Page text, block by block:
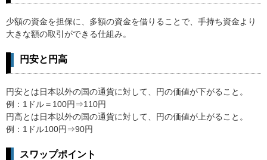
少額の資金を担保に、多額の資金を借りることで、手持ち資金より
大きな額の取引ができる仕組み。
円安と円高
円安とは日本以外の国の通貨に対して、円の価値が下がること。
例：1ドル＝100円⇒110円
円高とは日本以外の国の通貨に対して、円の価値が上がること。
例：1ドル100円⇒90円
スワップポイント